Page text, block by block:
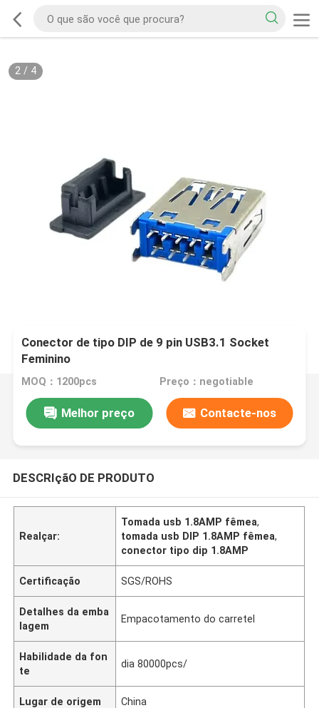
2/ 4
Conector de tipo DIP de 9 pin USB3.1 Socket
Feminino
MOQ：1200pcs Preço：negotiable
Melhor preço Contacte-nos
DESCRIçãO DE PRODUTO
Realçar:
Tomada usb 1.8AMP fêmea,
tomada usb DIP 1.8AMP fêmea,
conector tipo dip 1.8AMP
Certificação SGS/ROHS
Detalhes da emba
lagem
Empacotamento do carretel
Habilidade da fon
te
dia 80000pcs/
Lugar de origem China